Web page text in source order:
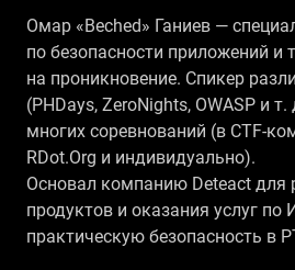
Омар «Beched» Ганиев —
по безопасности приложений и
на проникновение. Спикер
(PHDays, ZeroNights, OWASP и
многих соревнований (в CTF-
RDot.Org и индивидуально).
Основал компанию Deteact для
продуктов и оказания услуг по
практическую безопасность в